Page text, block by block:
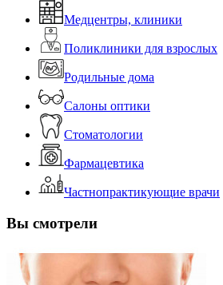
Медцентры, клиники
Поликлиники для взрослых
Родильные дома
Салоны оптики
Стоматологии
Фармацевтика
Частнопрактикующие врачи
Вы смотрели